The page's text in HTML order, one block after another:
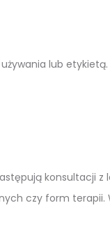
lub etykietą.
konsultacji
czy form terapii.